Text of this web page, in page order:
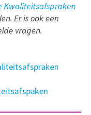
Kwaliteitsafspraken
Er is ook een
vragen.